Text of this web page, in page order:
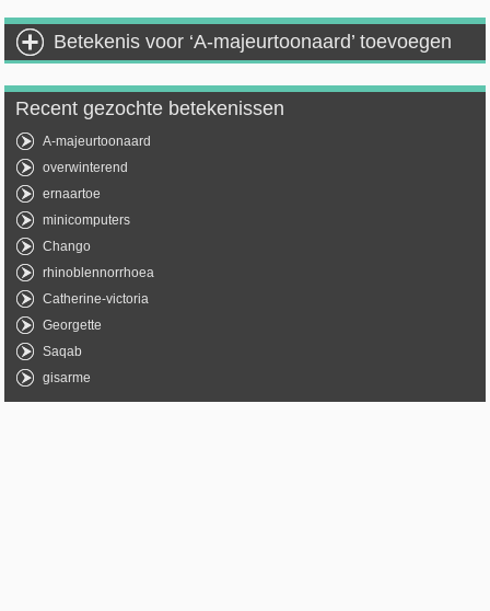
Betekenis voor ‘A-majeurtoonaard’ toevoegen
Recent gezochte betekenissen
A-majeurtoonaard
overwinterend
ernaartoe
minicomputers
Chango
rhinoblennorrhoea
Catherine-victoria
Georgette
Saqab
gisarme